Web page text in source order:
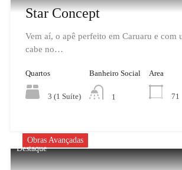
Star Concept
Vem aí, o apê perfeito em Caruaru e com
cabe no…
Quartos
3 (1 Suíte)
Banheiro Social
1
Area
71
Destaque
Obras Avançadas